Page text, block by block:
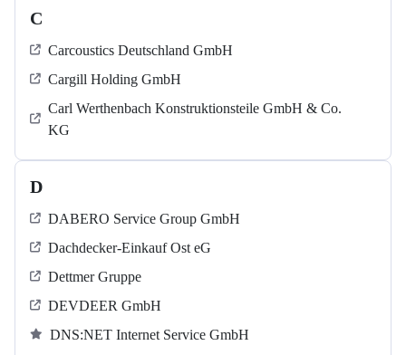
C
Carcoustics Deutschland GmbH
Cargill Holding GmbH
Carl Werthenbach Konstruktionsteile GmbH & Co.
KG
D
DABERO Service Group GmbH
Dachdecker-Einkauf Ost eG
Dettmer Gruppe
DEVDEER GmbH
DNS:NET Internet Service GmbH